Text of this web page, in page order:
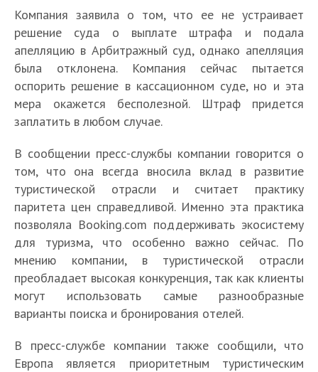
Компания заявила о том, что ее не устраивает
решение суда о выплате штрафа и подала
апелляцию в Арбитражный суд, однако апелляция
была отклонена. Компания сейчас пытается
оспорить решение в кассационном суде, но и эта
мера окажется бесполезной. Штраф придется
заплатить в любом случае.
В сообщении пресс-службы компании говорится о
том, что она всегда вносила вклад в развитие
туристической отрасли и считает практику
паритета цен справедливой. Именно эта практика
позволяла Booking.com поддерживать экосистему
для туризма, что особенно важно сейчас. По
мнению компании, в туристической отрасли
преобладает высокая конкуренция, так как клиенты
могут использовать самые разнообразные
варианты поиска и бронирования отелей.
В пресс-службе компании также сообщили, что
Европа является приоритетным туристическим